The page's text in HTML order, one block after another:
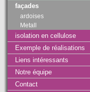
façades
ardoises
Metall
isolation en cellulose
Exemple de réalisations
Liens intéressants
Notre équipe
Contact